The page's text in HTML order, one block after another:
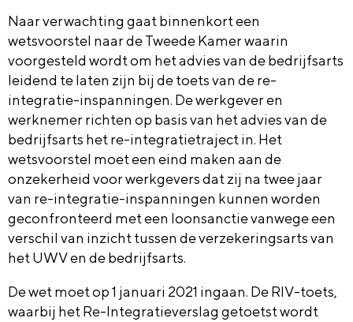
Naar verwachting gaat binnenkort een
wetsvoorstel naar de Tweede Kamer waarin
voorgesteld wordt om het advies van de bedrijfsarts
leidend te laten zijn bij de toets van de re-
integratie-inspanningen. De werkgever en
werknemer richten op basis van het advies van de
bedrijfsarts het re-integratietraject in. Het
wetsvoorstel moet een eind maken aan de
onzekerheid voor werkgevers dat zij na twee jaar
van re-integratie-inspanningen kunnen worden
geconfronteerd met een loonsanctie vanwege een
verschil van inzicht tussen de verzekeringsarts van
het UWV en de bedrijfsarts.
De wet moet op 1 januari 2021 ingaan. De RIV-toets,
waarbij het Re-Integratieverslag getoetst wordt